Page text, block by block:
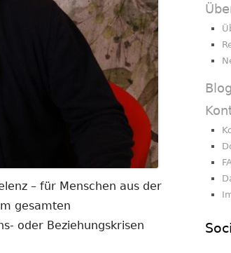
– für Menschen aus der
gesamten
oder Beziehungskrisen
Blog